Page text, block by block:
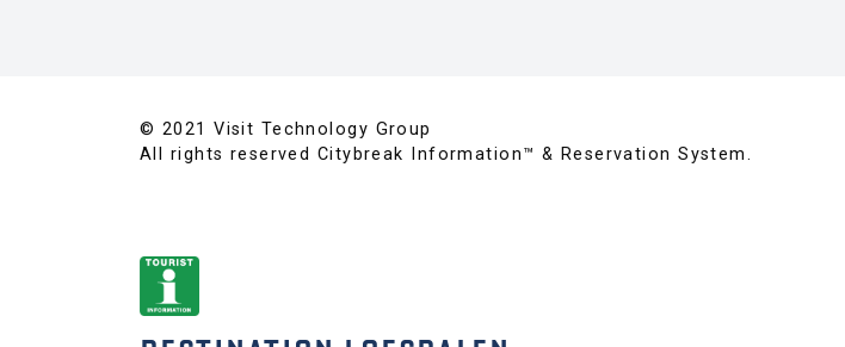
© 2021 Visit Technology Group
All rights reserved Citybreak Information™ & Reservation System.